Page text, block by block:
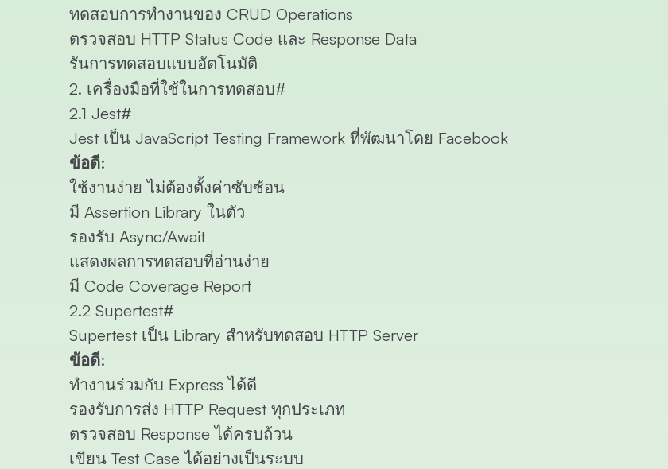
ทดสอบการทำงานของ CRUD Operations
ตรวจสอบ HTTP Status Code และ Response Data
รันการทดสอบแบบอัตโนมัติ
2. เครื่องมือที่ใช้ในการทดสอบ#
2.1 Jest#
Jest เป็น JavaScript Testing Framework ที่พัฒนาโดย Facebook
ข้อดี:
ใช้งานง่าย ไม่ต้องตั้งค่าซับซ้อน
มี Assertion Library ในตัว
รองรับ Async/Await
แสดงผลการทดสอบที่อ่านง่าย
มี Code Coverage Report
2.2 Supertest#
Supertest เป็น Library สำหรับทดสอบ HTTP Server
ข้อดี:
ทำงานร่วมกับ Express ได้ดี
รองรับการส่ง HTTP Request ทุกประเภท
ตรวจสอบ Response ได้ครบถ้วน
เขียน Test Case ได้อย่างเป็นระบบ